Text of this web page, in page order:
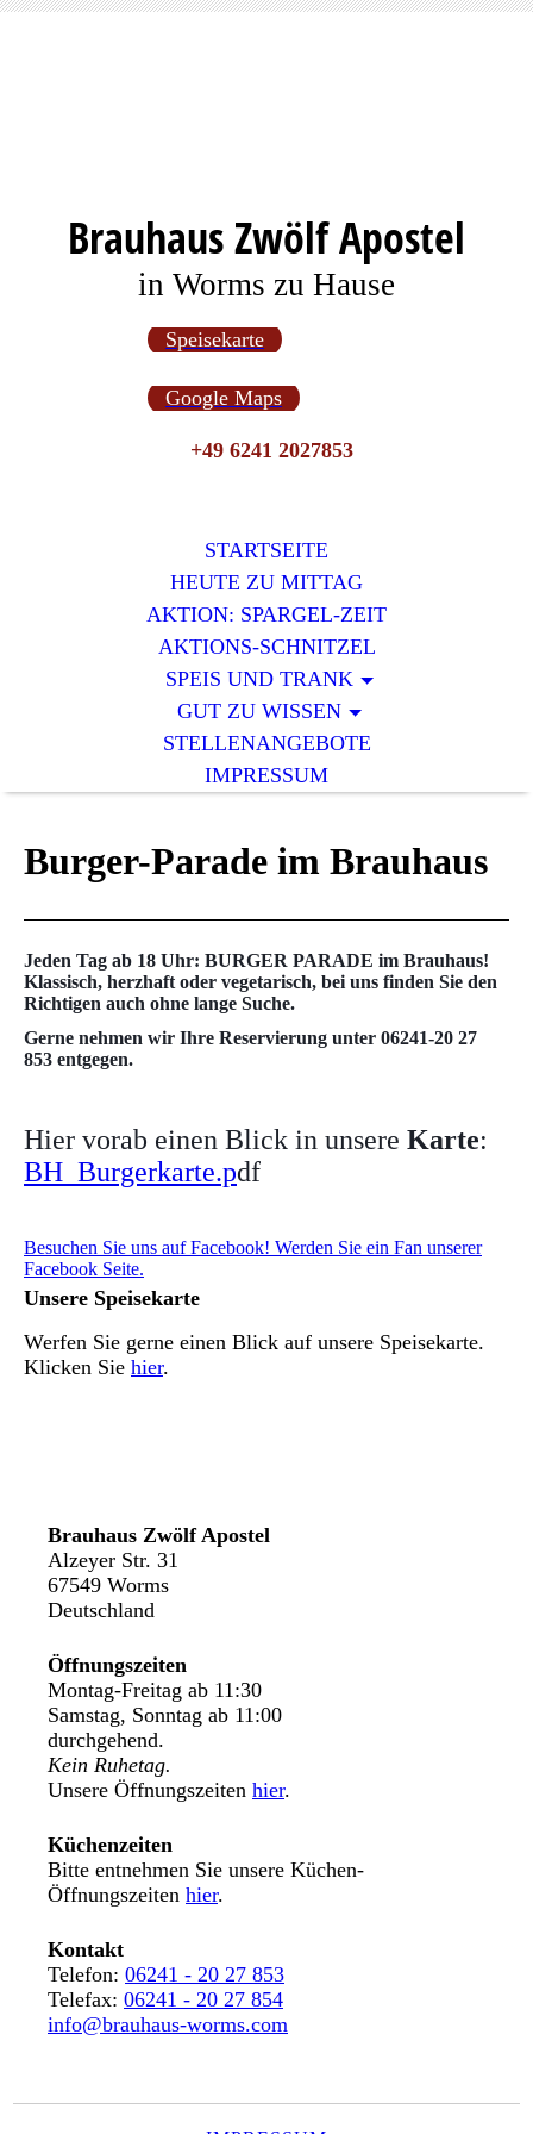
Brauhaus Zwölf Apostel
in Worms zu Hause
Speisekarte
Google Maps
+49 6241 2027853
STARTSEITE
HEUTE ZU MITTAG
AKTION: SPARGEL-ZEIT
AKTIONS-SCHNITZEL
SPEIS UND TRANK
GUT ZU WISSEN
STELLENANGEBOTE
IMPRESSUM
Burger-Parade im Brauhaus
Jeden Tag ab 18 Uhr: BURGER PARADE im Brauhaus!
Klassisch, herzhaft oder vegetarisch, bei uns finden Sie den
Richtigen auch ohne lange Suche.
Gerne nehmen wir Ihre Reservierung unter 06241-20 27
853 entgegen.
Hier vorab einen Blick in unsere Karte:
BH_Burgerkarte.pdf
Besuchen Sie uns auf Facebook! Werden Sie ein Fan unserer
Facebook Seite.
Unsere Speisekarte
Werfen Sie gerne einen Blick auf unsere Speisekarte.
Klicken Sie hier.
Brauhaus Zwölf Apostel
Alzeyer Str. 31
67549 Worms
Deutschland
Öffnungszeiten
Montag-Freitag ab 11:30
Samstag, Sonntag ab 11:00
durchgehend.
Kein Ruhetag.
Unsere Öffnungszeiten hier.
Küchenzeiten
Bitte entnehmen Sie unsere Küchen-
Öffnungszeiten hier.
Kontakt
Telefon: 06241 - 20 27 853
Telefax: 06241 - 20 27 854
info@brauhaus-worms.com